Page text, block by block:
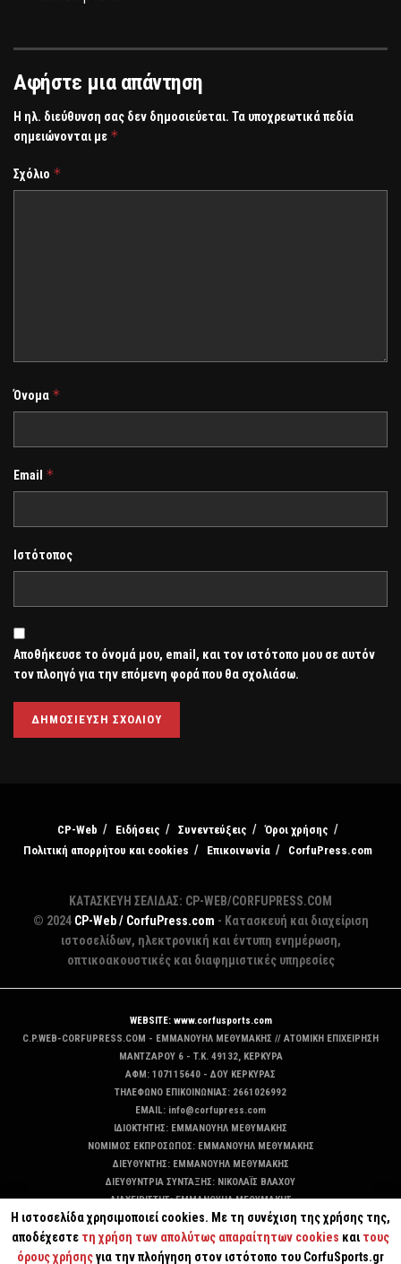
Αφήστε μια απάντηση
Η ηλ. διεύθυνση σας δεν δημοσιεύεται. Τα υποχρεωτικά πεδία
σημειώνονται με *
Σχόλιο *
Όνομα *
Email *
Ιστότοπος
Αποθήκευσε το όνομά μου, email, και τον ιστότοπο μου σε αυτόν
τον πλοηγό για την επόμενη φορά που θα σχολιάσω.
CP-Web Ειδήσεις Συνεντεύξεις
Όροι χρήσης
Πολιτική απορρήτου και cookies
Επικοινωνία CorfuPress.com
ΚΑΤΑΣΚΕΥΗ ΣΕΛΙΔΑΣ: CP-WEB/CORFUPRESS.COM
© 2024 CP-Web / CorfuPress.com - Κατασκευή και διαχείριση
ιστοσελίδων, ηλεκτρονική και έντυπη ενημέρωση,
οπτικοακουστικές και διαφημιστικές υπηρεσίες
WEBSITE: www.corfusports.com
C.P.WEB-CORFUPRESS.COM - ΕΜΜΑΝΟΥΗΛ ΜΕΘΥΜΑΚΗΣ // ΑΤΟΜΙΚΗ ΕΠΙΧΕΙΡΗΣΗ
MANTZAΡΟΥ 6 - T.K. 49132, ΚΕΡΚΥΡΑ
ΑΦΜ: 107115640 - ΔΟΥ ΚΕΡΚΥΡΑΣ
ΤΗΛΕΦΩΝΟ ΕΠΙΚΟΙΝΩΝΙΑΣ: 2661026992
EMAIL: info@corfupress.com
ΙΔΙΟΚΤΗΤΗΣ: EMMANOYΗΛ ΜΕΘΥΜΑΚΗΣ
ΝΟΜΙΜΟΣ ΕΚΠΡΟΣΩΠΟΣ: EMMANOYΗΛ ΜΕΘΥΜΑΚΗΣ
ΔΙΕΥΘΥΝΤΗΣ: EMMANOYΗΛ ΜΕΘΥΜΑΚΗΣ
ΔΙΕΥΘΥΝΤΡΙΑ ΣΥΝΤΑΞΗΣ: ΝΙΚΟΛΑΪΣ ΒΛΑΧΟΥ
ΔΙΑΧΕΙΡΙΣΤΗΣ: EMMANOYΗΛ ΜΕΘΥΜΑΚΗΣ
ΔΙΚΑΙΟΥΧΟΣ DOMAIN: ΕΜΜΑΝΟΥΗΛ ΜΕΘΥΜΑΚΗΣ
Η ιστοσελίδα χρησιμοποιεί cookies. Με τη συνέχιση της χρήσης της,
αποδέχεστε τη χρήση των απολύτως απαραίτητων cookies και τους
όρους χρήσηςγια την πλοήγηση στον ιστότοπο του CorfuSports.gr